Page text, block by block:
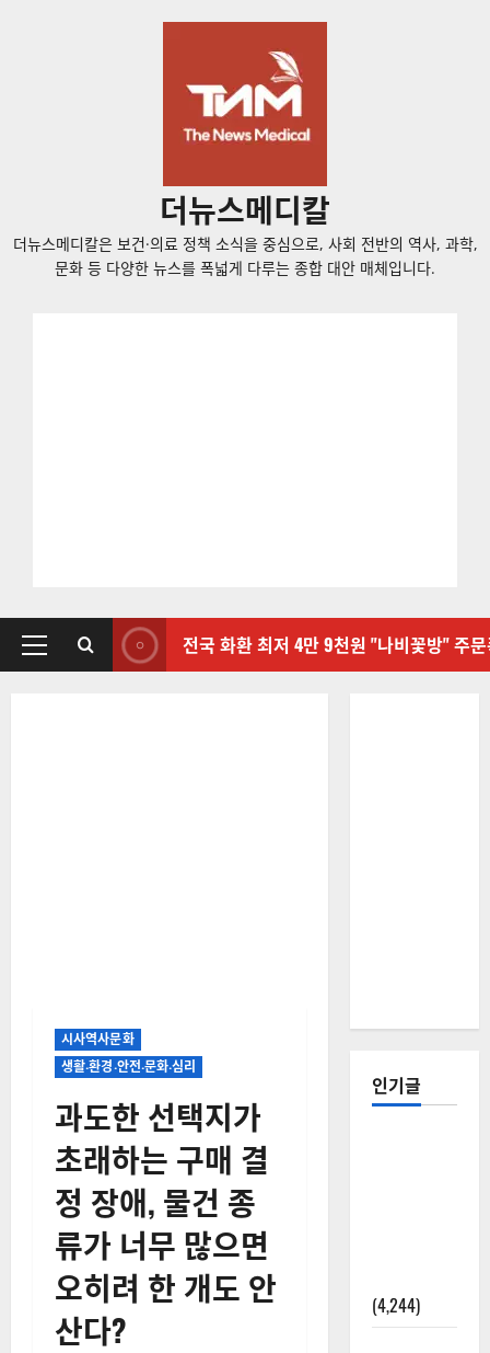
더뉴스메디칼
더뉴스메디칼은 보건·의료 정책 소식을 중심으로, 사회 전반의 역사, 과학,
문화 등 다양한 뉴스를 폭넓게 다루는 종합 대안 매체입니다.
기
전국 화환 최저 4만 9천원 "나비꽃방" 주
시사역사문화
생활‧환경‧안전‧문화‧심리
과도한 선택지가
초래하는 구매 결
정 장애, 물건 종
류가 너무 많으면
오히려 한 개도 안
산다?
인기글
(4,244)